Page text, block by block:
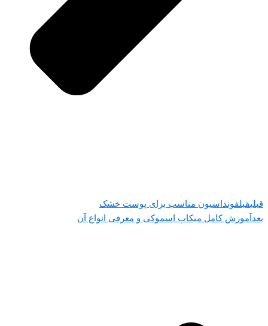
قبلیقبلفونداسیون مناسب برای پوست خشک
بعدآموزش کامل میکاپ اسموکی و معرفی انواع آن